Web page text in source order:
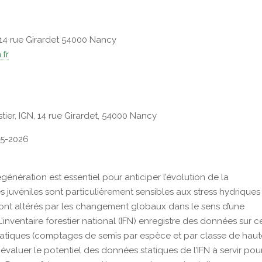
rue Girardet 54000 Nancy
IGN, 14 rue Girardet, 54000 Nancy
2026
est essentiel pour anticiper l’évolution de la
sont particulièrement sensibles aux stress
altérés par les changement globaux dans le sens d’une
forestier national (IFN) enregistre des données sur
(comptages de semis par espèce et par classe de
le potentiel des données statiques de l’IFN à servir